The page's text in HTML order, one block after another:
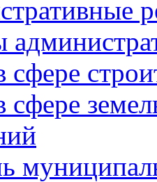
сфере
сфере